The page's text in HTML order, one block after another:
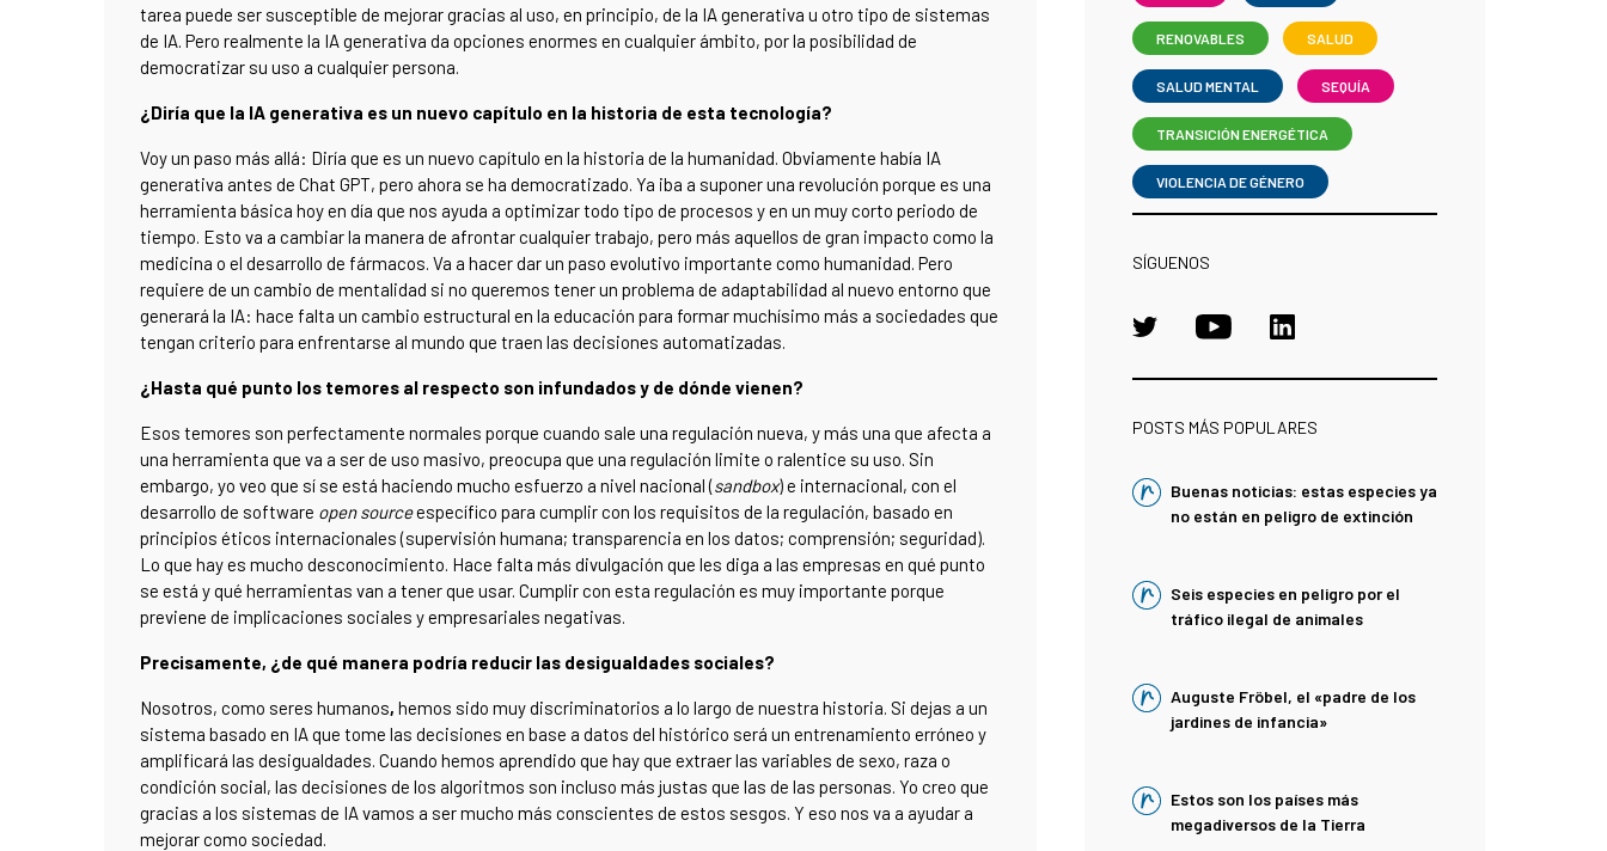
tarea puede ser susceptible de mejorar gracias al uso, en principio, de la IA generativa u otro tipo de sistemas
de IA. Pero realmente la IA generativa da opciones enormes en cualquier ámbito, por la posibilidad de
democratizar su uso a cualquier persona.
¿Diría que la IA generativa es un nuevo capítulo en la historia de esta tecnología?
Voy un paso más allá: Diría que es un nuevo capítulo en la historia de la humanidad. Obviamente había IA
generativa antes de Chat GPT, pero ahora se ha democratizado. Ya iba a suponer una revolución porque es una
herramienta básica hoy en día que nos ayuda a optimizar todo tipo de procesos y en un muy corto periodo de
tiempo. Esto va a cambiar la manera de afrontar cualquier trabajo, pero más aquellos de gran impacto como la
medicina o el desarrollo de fármacos. Va a hacer dar un paso evolutivo importante como humanidad. Pero
requiere de un cambio de mentalidad si no queremos tener un problema de adaptabilidad al nuevo entorno que
generará la IA: hace falta un cambio estructural en la educación para formar muchísimo más a sociedades que
tengan criterio para enfrentarse al mundo que traen las decisiones automatizadas.
¿Hasta qué punto los temores al respecto son infundados y de dónde vienen?
Esos temores son perfectamente normales porque cuando sale una regulación nueva, y más una que afecta a
una herramienta que va a ser de uso masivo, preocupa que una regulación limite o ralentice su uso. Sin
embargo, yo veo que sí se está haciendo mucho esfuerzo a nivel nacional (sandbox) e internacional, con el
desarrollo de software open sourceespecífico para cumplir con los requisitos de la regulación, basado en
principios éticos internacionales (supervisión humana; transparencia en los datos; comprensión; seguridad).
Lo que hay es mucho desconocimiento. Hace falta más divulgación que les diga a las empresas en qué punto
se está y qué herramientas van a tener que usar. Cumplir con esta regulación es muy importante porque
previene de implicaciones sociales y empresariales negativas.
Precisamente, ¿de qué manera podría reducir las desigualdades sociales?
Nosotros, como seres humanos, hemos sido muy discriminatorios a lo largo de nuestra historia. Si dejas a un
sistema basado en IA que tome las decisiones en base a datos del histórico será un entrenamiento erróneo y
amplificará las desigualdades. Cuando hemos aprendido que hay que extraer las variables de sexo, raza o
condición social, las decisiones de los algoritmos son incluso más justas que las de las personas. Yo creo que
gracias a los sistemas de IA vamos a ser mucho más conscientes de estos sesgos. Y eso nos va a ayudar a
mejorar como sociedad.
RENOVABLES SALUD
SALUD MENTAL SEQUÍA
TRANSICIÓN ENERGÉTICA
VIOLENCIA DE GÉNERO
SÍGUENOS
POSTS MÁS POPULARES
Buenas noticias: estas especies ya
no están en peligro de extinción
Seis especies en peligro por el
tráfico ilegal de animales
Auguste Fröbel, el «padre de los
jardines de infancia»
Estos son los países más
megadiversos de la Tierra